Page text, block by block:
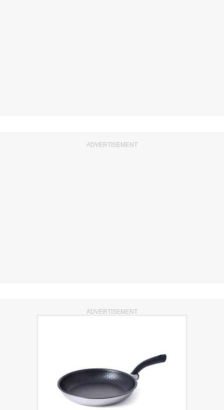
ADVERTISEMENT
ADVERTISEMENT